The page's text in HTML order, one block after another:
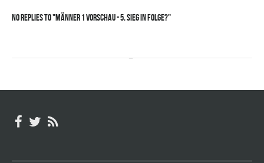
No Replies to "Männer 1 Vorschau - 5. Sieg in Folge?"